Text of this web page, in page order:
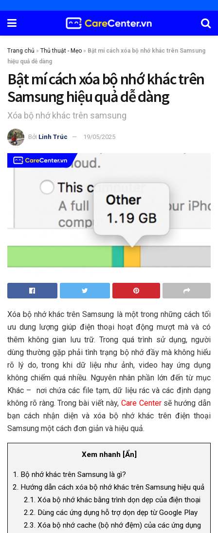
Trang chủ » Thủ thuật - Mẹo » Bật mí cách xóa bộ nhớ khác trên Samsung
hiệu quả dễ dàng
Bật mí cách xóa bộ nhớ khác trên
Samsung hiệu quả dễ dàng
Xóa bộ nhớ khác trên samsung
Bởi Linh Trúc 19/05/2025
Xóa bộ nhớ khác trên Samsung là một trong những cách tối
ưu dung lượng giúp điện thoại hoạt động mượt mà và có
thêm không gian lưu trữ. Trong quá trình sử dụng, người
dùng thường gặp phải tình trạng bộ nhớ đầy mà không hiểu
rõ lý do, trong khi dữ liệu như ảnh, video hay ứng dụng
không chiếm quá nhiều. Nguyên nhân phần lớn đến từ mục
Khác – nơi chứa các file tạm, dữ liệu rác và các định dạng
không rõ ràng. Trong bài viết này, Care Centersẽ hướng dẫn
bạn cách nhận diện và xóa bộ nhớ khác trên điện thoại
Samsung một cách đơn giản và hiệu quả.
Xem nhanh [Ẩn]
1. Bộ nhớ khác trên Samsung là gì?
2. Hướng dẫn cách xóa bộ nhớ khác trên Samsung hiệu quả
2.1. Xóa bộ nhớ khác bằng trình dọn dẹp của điện thoại
2.2. Dùng các ứng dụng hỗ trợ dọn dẹp từ Google Play
2.3. Xóa bộ nhớ cache (bộ nhớ đệm) của các ứng dụng